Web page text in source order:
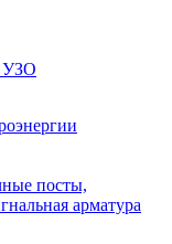
УЗО
посты,
арматура